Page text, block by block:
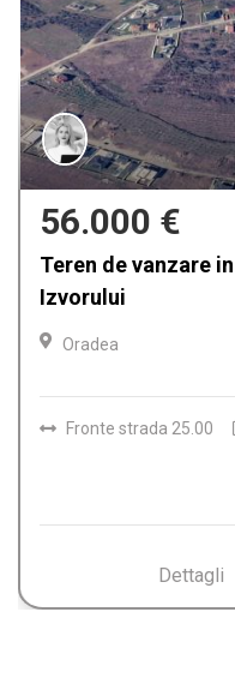
159.900 €
Casa de vanzare in
Camere 4
Superficie terreno
Dettagli